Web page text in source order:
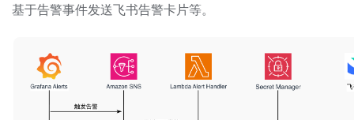
基于告警事件发送飞书告警卡片等。